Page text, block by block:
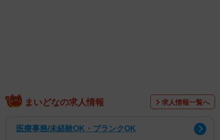
動画を投稿したのは、つりきっぷさん（@KIPP）です。芝
子を配信するYouTubeチャンネルを運営しています。
まいどなの求人情報 求人情報一覧へ
医療事務/未経験OK・ブランクOK